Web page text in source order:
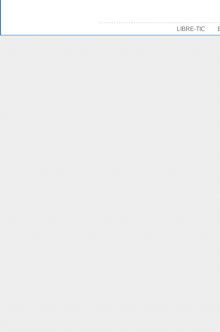
LIBRE-TIC